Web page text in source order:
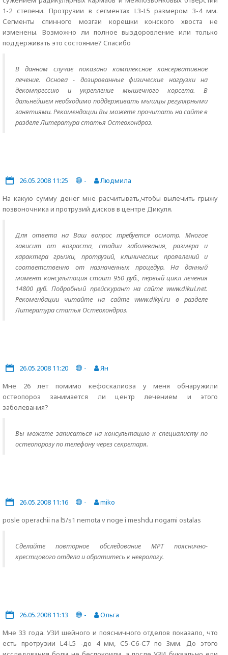
1-2 степени. Протрузии в сегментах L3-L5 размером 3-4 мм.
Сегменты спинного мозгаи корешки конского хвоста не
изменены. Возможно ли полное выздоровление или только
поддерживать это состояние? Спасибо
В данном случае показано комплексное консервативное
лечение. Основа - дозированные физические нагрузки на
декомпрессию и укрепление мышечного корсета. В
дальнейшем необходимо поддерживать мышцы регулярными
занятиями. Рекомендации Вы можете прочитать на сайте в
разделе Литература статья Остеохондроз.
26.05.2008 11:25 -
Людмила
На какую сумму денег мне расчитывать,чтобы вылечить грыжу
позвоночника и протрузий дисков в центре Дикуля.
Для ответа на Ваш вопрос требуется осмотр. Многое
зависит от возраста, стадии заболевания, размера и
характера грыжи, протрузий, клинических проявлений и
соответственно от назначенных процедур. На данный
момент консультация стоит 950 руб., первый цикл лечения
14800 руб. Подробный прейскурант на сайте www.dikul.net.
Рекомендации читайте на сайте www.dikyl.ru в разделе
Литература статья Остеохондроз.
26.05.2008 11:20 -
Ян
Мне 26 лет помимо кефоскалиоза у меня обнаружили
остеопороз занимается ли центр лечением и этого
заболевания?
Вы можете записаться на консультацию к специалисту по
остеопорозу по телефону через секретаря.
26.05.2008 11:16 -
miko
posle operachii na l5/s1 nemota v noge i meshdu nogami ostalas
Сделайте повторное обследование МРТ пояснично-
крестцового отдела и обратитесь к неврологу.
26.05.2008 11:13 -
Ольга
Мне 33 года. УЗИ шейного и поясничного отделов показало, что
есть протрузии L4-L5 -до 4 мм, С5-С6-С7 по 3мм. До этого